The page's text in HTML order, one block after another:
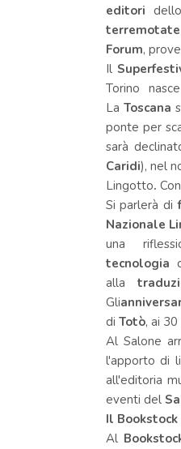
editori
terremotate
Forum,
Il
Torino nasce
La Toscana
ponte per
sarà
Caridi), nel
Lingotto.
Si parlerà di
Nazionale
una
tecnologia
alla
Gli
di Totò, ai
Al Salone
l'apporto di
all'editoria
eventi del
Il
Al